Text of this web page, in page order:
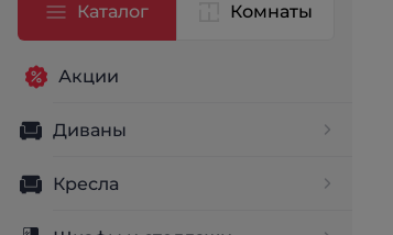
Каталог Комнаты
Акции
Диваны
Кресла